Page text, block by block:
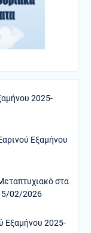
2025-
Εξαμήνου
στα
02/2026
Εξαμήνου 2025-